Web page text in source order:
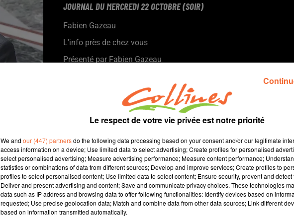
JOURNAL DU MERCREDI 22 OCTOBRE (SOIR)
Fabien Gazeau
L'info près de chez vous
Présenté par Fabien Gazeau
sur les délais des mammographies avec une proposition
- Le village séniors Sérénya à Thouars pourrait ouvrir en 2029
selon les promoteurs.
faire » est lancée.
- Les puces motos ce dimanche à Bocapole, avec des milliers de
visiteurs attendus
- Malgré le contexte géopolitique, il ne faut pas oublier l'enjeu
sportif pour CB ce soir à la Meilleraie
Le respect de votre vie privée est notre priorité
We and our (447) partnersdo the following data processing based on your consent and/or our legitimate
access information on a device; Use limited data to select advertising; Create profiles for personalised
select personalised advertising; Measure advertising performance; Measure content performance;
statistics or combinations of data from different sources; Develop and improve services; Create profiles to
profiles to select personalised content; Use limited data to select content; Ensure security, prevent and
Deliver and present advertising and content; Save and communicate privacy choices. These technologies
data such as IP address and browsing data to offer following functionalities: Identify devices based on
requested; Use precise geolocation data; Match and combine data from other data sources; Link different
based on information transmitted automatically.